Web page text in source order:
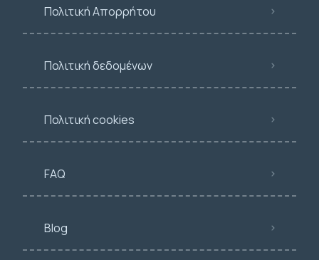
Πολιτική Απορρήτου
Πολιτική δεδομένων
Πολιτική cookies
FAQ
Blog